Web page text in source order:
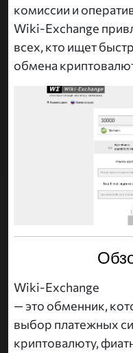
комиссии и
Wiki-Exchange
всех, кто ищет
обмена
Wiki-Exchange
— это обменник,
выбор платежных
криптовалюту,